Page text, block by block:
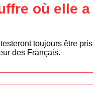
où elle a
toujours être pris
des Français.